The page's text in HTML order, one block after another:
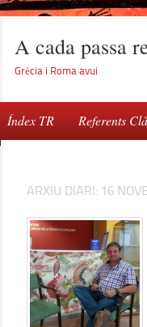
A cada passa
Grècia i Roma avui
Índex TR Referents
ARXIU DIARI: 16